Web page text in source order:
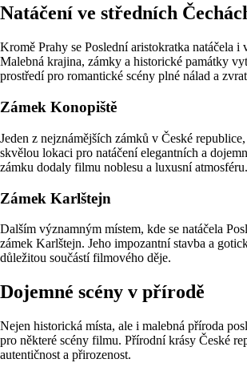
Natáčení ve středních
Kromě Prahy se Poslední aristokratka natáčela i
Malebná krajina, zámky a historické památky
prostředí pro romantické scény plné nálad a
Zámek Konopiště
Jeden z nejznámějších zámků v České
skvělou lokaci pro natáčení elegantních a
zámku dodaly filmu noblesu a luxusní atmosféru.
Zámek Karlštejn
Dalším významným místem, kde se natáčela
zámek Karlštejn. Jeho impozantní stavba a
důležitou součástí filmového děje.
Dojemné scény v přírodě
Nejen historická místa, ale i malebná příroda
pro některé scény filmu. Přírodní krásy České
autentičnost a přirozenost.